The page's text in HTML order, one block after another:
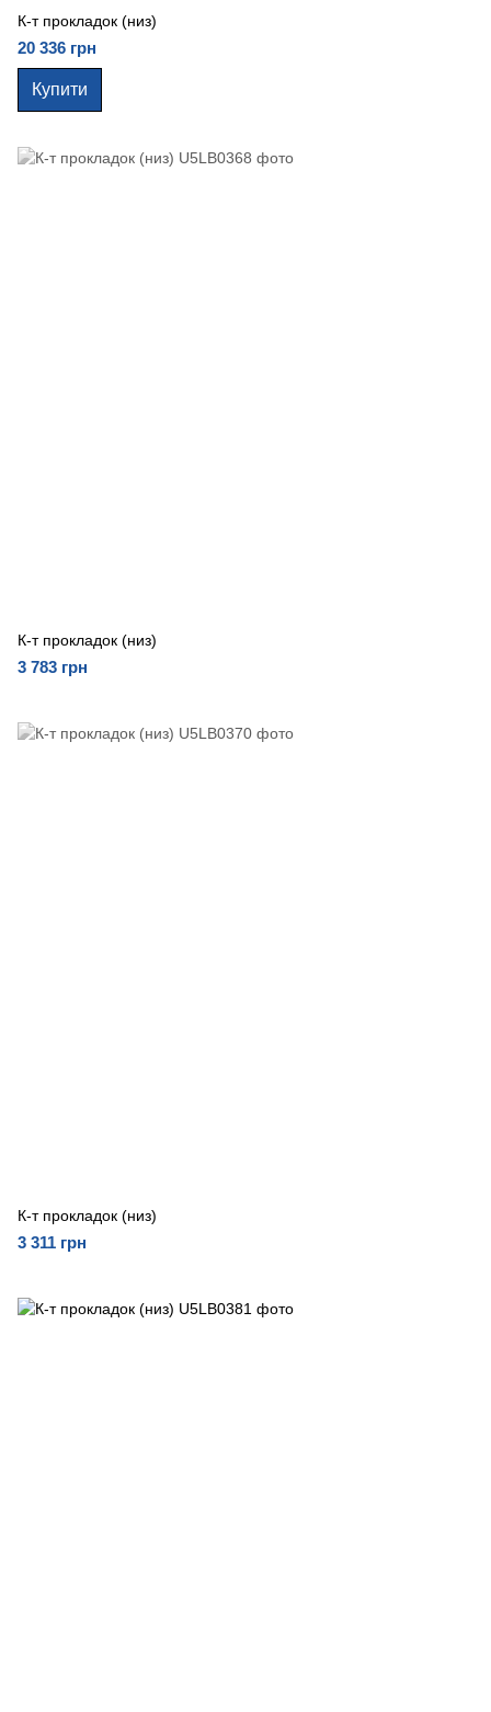
К-т прокладок (низ)
20 336 грн
Купити
К-т прокладок (низ)
3 783 грн
К-т прокладок (низ)
3 311 грн